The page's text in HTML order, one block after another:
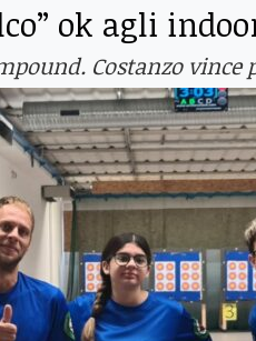
ok agli
Costanzo vince